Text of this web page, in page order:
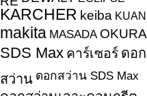
KARCHER keiba KUANI
makita MASADA OKURA
SDS Max คาร์เซอร์ ดอก
สว่าน ดอกสว่าน SDS Max